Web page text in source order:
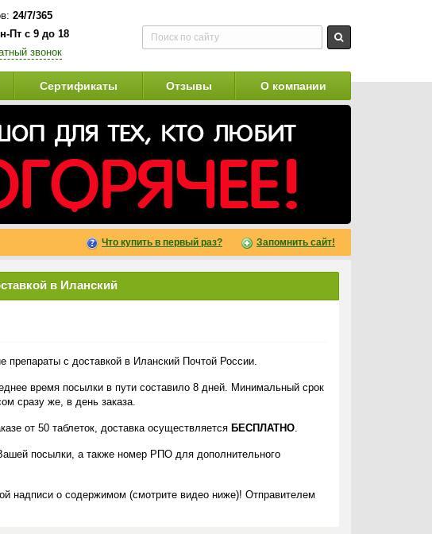
24/7/365
Пт с 9 до 18
звонок
Сертификаты Отзывы О компании
Что купить в первый раз? Запомнить сайт!
в Иланский
препараты с доставкой в Иланский Почтой России.
время посылки в пути составило 8 дней. Минимальный срок
сразу же, в день заказа.
от 50 таблеток, доставка осуществляется БЕСПЛАТНО.
посылки, а также номер РПО для дополнительного
надписи о содержимом (смотрите видео ниже)! Отправителем